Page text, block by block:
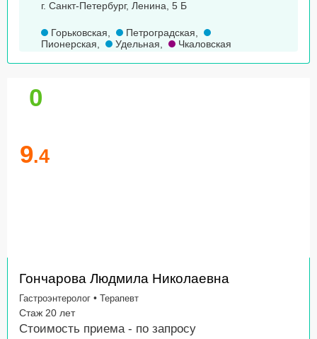
г. Санкт-Петербург, Ленина, 5 Б
Горьковская, Петроградская,
Пионерская, Удельная, Чкаловская
0
9.4
Гончарова Людмила Николаевна
Гастроэнтеролог • Терапевт
Стаж 20 лет
Стоимость приема - по запросу